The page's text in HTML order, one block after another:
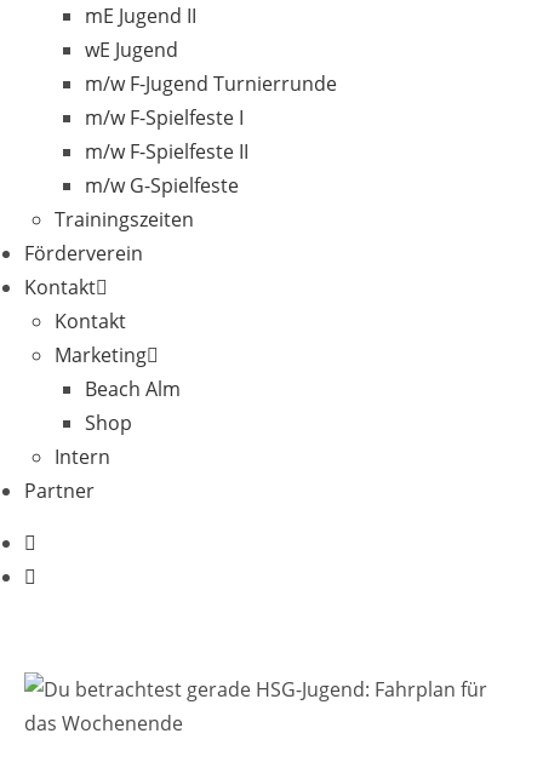
mE Jugend II
wE Jugend
m/w F-Jugend Turnierrunde
m/w F-Spielfeste I
m/w F-Spielfeste II
m/w G-Spielfeste
Trainingszeiten
Förderverein
Kontakt
Kontakt
Marketing
Beach Alm
Shop
Intern
Partner